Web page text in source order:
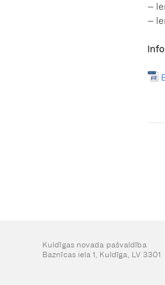
–
–
Kuldīgas novada pašvaldība
Baznīcas iela 1, Kuldīga, LV 3301